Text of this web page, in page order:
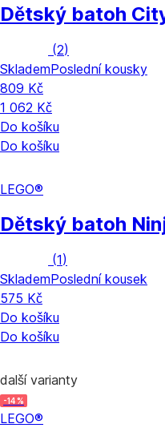
Dětský batoh
(2)
SklademPoslední kousky
809 Kč
1 062 Kč
Do košíku
Do košíku
LEGO®
Dětský batoh
(1)
SklademPoslední kousek
575 Kč
Do košíku
Do košíku
další varianty
-14 %
LEGO®